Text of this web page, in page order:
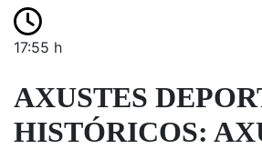
17:55 h
AXUSTES
HISTÓRICOS: